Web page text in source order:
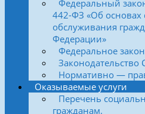
Федеральный
442-ФЗ «Об основах
обслуживания
Федерации»
Федеральное
Законодательство
Нормативно —
Оказываемые услуги
Перечень
гражданам.